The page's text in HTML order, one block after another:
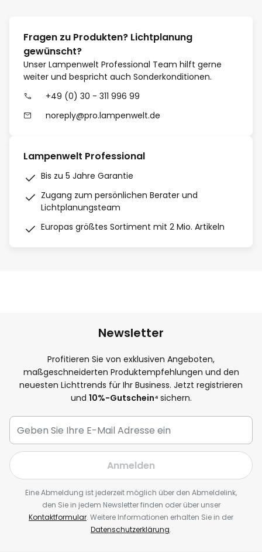
Fragen zu Produkten? Lichtplanung
gewünscht?
Unser Lampenwelt Professional Team hilft gerne
weiter und bespricht auch Sonderkonditionen.
+49 (0) 30 - 311 996 99
noreply@pro.lampenwelt.de
Lampenwelt Professional
Bis zu 5 Jahre Garantie
Zugang zum persönlichen Berater und
Lichtplanungsteam
Europas größtes Sortiment mit 2 Mio. Artikeln
Newsletter
Profitieren Sie von exklusiven Angeboten,
maßgeschneiderten Produktempfehlungen und den
neuesten Lichttrends für Ihr Business. Jetzt registrieren
und 10%-Gutschein⁴ sichern.
Anmelden
Eine Abmeldung ist jederzeit möglich über den Abmeldelink,
den Sie in jedem Newsletter finden oder über unser
Kontaktformular. Weitere Informationen erhalten Sie in der
Datenschutzerklärung.